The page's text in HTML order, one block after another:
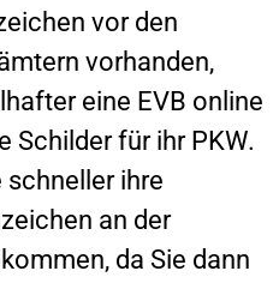
vor den
vorhanden,
eine EVB online
Schilder für ihr PKW.
ihre
an der
da Sie dann